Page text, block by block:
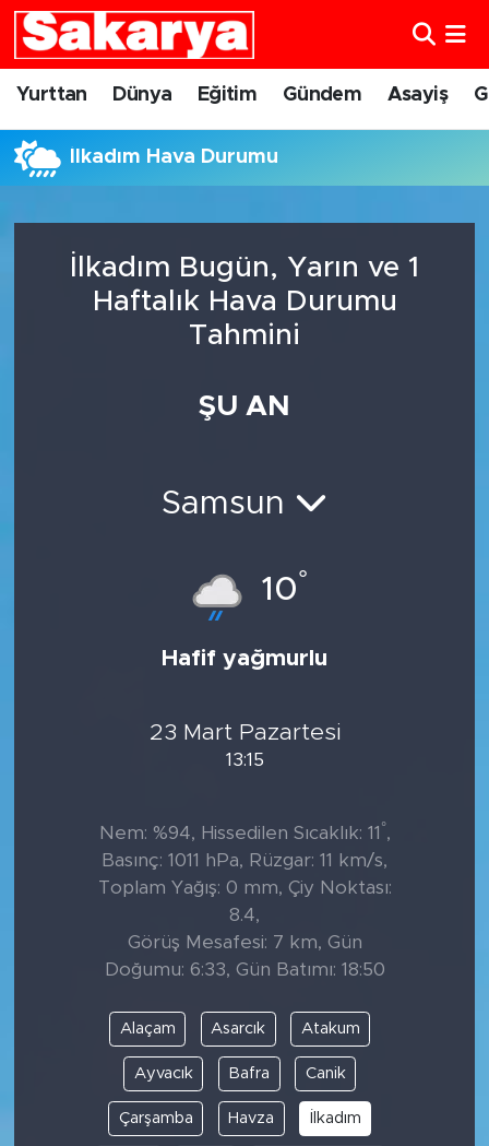
Yurttan Dünya Eğitim Gündem Asayiş
İlkadım Hava Durumu
İlkadım Bugün, Yarın ve 1
Haftalık Hava Durumu
Tahmini
ŞU AN
Samsun
10°
Hafif yağmurlu
23 Mart Pazartesi
13:15
Nem: %94, Hissedilen Sıcaklık: 11 °,
Basınç: 1011 hPa, Rüzgar: 11 km/s,
Toplam Yağış: 0 mm, Çiy Noktası:
8.4,
Görüş Mesafesi: 7 km, Gün
Doğumu: 6:33, Gün Batımı: 18:50
Alaçam Asarcık Atakum
Ayvacık Bafra Canik
Çarşamba Havza İlkadım
Yurttan
Gündem
Eskişehirspor
Eskişehir Nöbetçi Eczaneler
Eskişehir Trafik Yoğunluk Haritası
Süper Lig Puan Durumu ve Fikstür
Son Dakika Haberleri